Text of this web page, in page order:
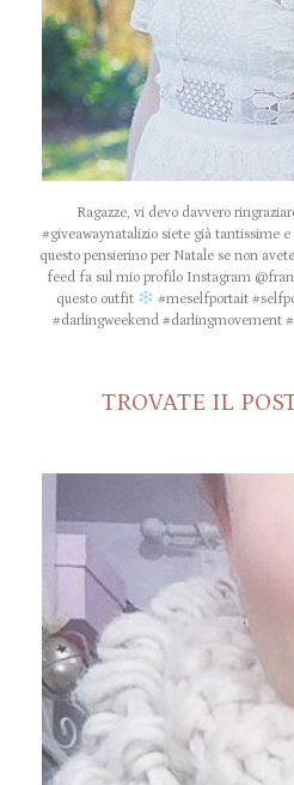
Ragazze, vi devo davvero
#giveawaynatalizio siete già tantissime
questo pensierino per Natale se non
feed fa sul mio profilo Instagram
questo outfit
#meselfportait
#darlingweekend #darlingmovement
TROVATE IL